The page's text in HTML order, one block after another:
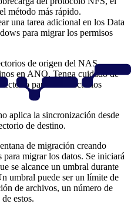
método más rápido.
una tarea adicional en los Data
para migrar los permisos
de origen del NAS
en ANQ. Tenga cuidado de
para los directorios
aplica la sincronización desde
de destino.
de migración creando
migrar los datos. Se iniciará
se alcance un umbral durante
umbral puede ser un límite de
de archivos, un número de
estos.